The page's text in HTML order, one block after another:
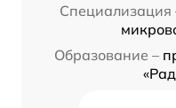
Специализация
Образование –